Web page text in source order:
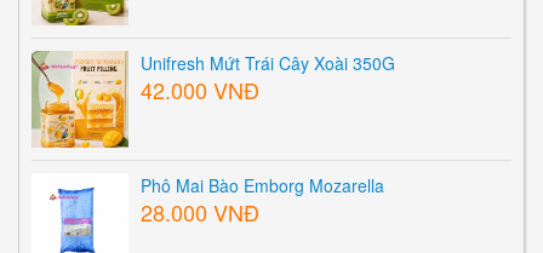
Unifresh Mứt Trái Cây Xoài 350G
42.000 VNĐ
Phô Mai Bào Emborg Mozarella
28.000 VNĐ